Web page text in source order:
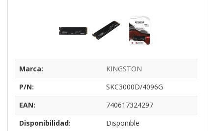
Marca:
KINGSTON
P/N:
SKC3000D/4096G
EAN:
740617324297
Disponibilidad:
Disponible